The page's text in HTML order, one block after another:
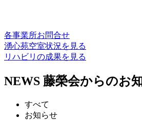
各事業所お問合せ
湧心苑空室状況を見る
リハビリの成果を見る
NEWS 藤榮会からのお
すべて
お知らせ